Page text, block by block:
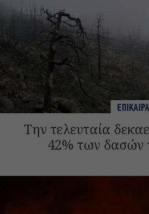
ΕΠΙΚΑΙΡΑ
Την τελευταία
42% των δασών